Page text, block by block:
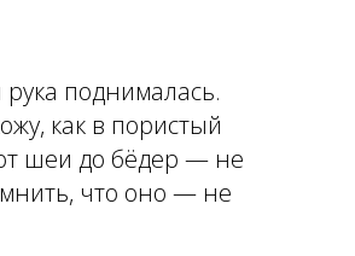
поднималась.
как в пористый
шеи до бёдер — не
что оно — не